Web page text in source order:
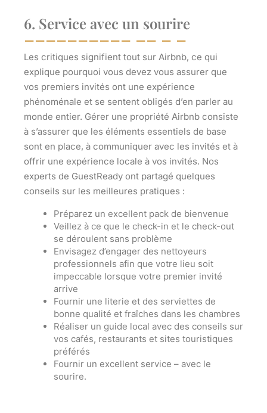
6. Service avec un sourire
Les critiques signifient tout sur Airbnb, ce qui
explique pourquoi vous devez vous assurer que
vos premiers invités ont une expérience
phénoménale et se sentent obligés d’en parler au
monde entier. Gérer une propriété Airbnb consiste
à s’assurer que les éléments essentiels de base
sont en place, à communiquer avec les invités et à
offrir une expérience locale à vos invités. Nos
experts de GuestReady ont partagé quelques
conseils sur les meilleures pratiques :
Préparez un excellent pack de bienvenue
Veillez à ce que le check-in et le check-out
se déroulent sans problème
Envisagez d’engager des nettoyeurs
professionnels afin que votre lieu soit
impeccable lorsque votre premier invité
arrive
Fournir une literie et des serviettes de
bonne qualité et fraîches dans les chambres
Réaliser un guide local avec des conseils sur
vos cafés, restaurants et sites touristiques
préférés
Fournir un excellent service – avec le
sourire.